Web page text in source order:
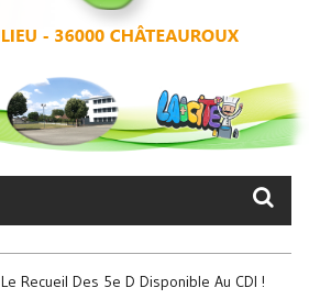
Le Recueil Des 5e D Disponible Au CDI !